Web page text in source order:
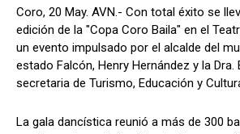
Coro, 20 May. AVN.- Con total éxito se
edición de la "Copa Coro Baila" en el
un evento impulsado por el alcalde del
estado Falcón, Henry Hernández y la Dra.
secretaria de Turismo, Educación y
La gala dancística reunió a más de 300